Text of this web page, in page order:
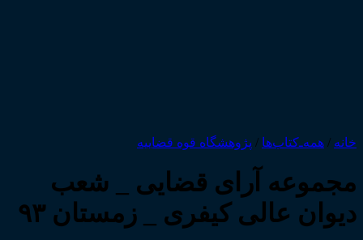
خانه / همه‌ـ‌کتاب‌ها / پژوهشگاه قوه قضاییه
مجموعه آرای قضایی _ شعب
دیوان عالی کیفری _ زمستان ۹۳